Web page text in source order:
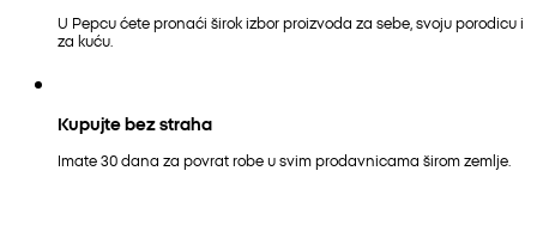
U Pepcu ćete pronaći širok izbor proizvoda za sebe, svoju porodicu i
za kuću.
Kupujte bez straha
Imate 30 dana za povrat robe u svim prodavnicama širom zemlje.